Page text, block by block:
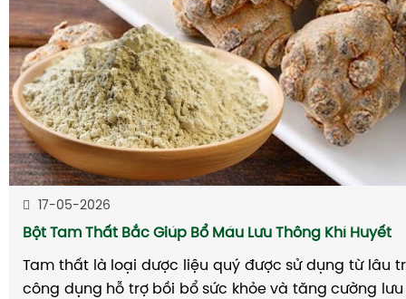
17-05-2026
Bột Tam Thất Bắc Giúp Bổ Máu Lưu Thông Khí Huyết
Tam thất là loại dược liệu quý được sử dụng từ lâu
công dụng hỗ trợ bồi bổ sức khỏe và tăng cường lưu